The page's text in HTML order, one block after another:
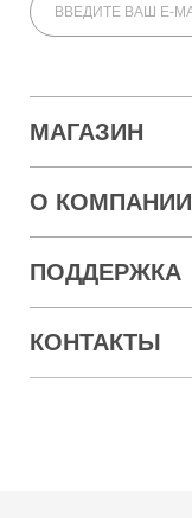
МАГАЗИН
О КОМПАНИИ
ПОДДЕРЖКА
КОНТАКТЫ